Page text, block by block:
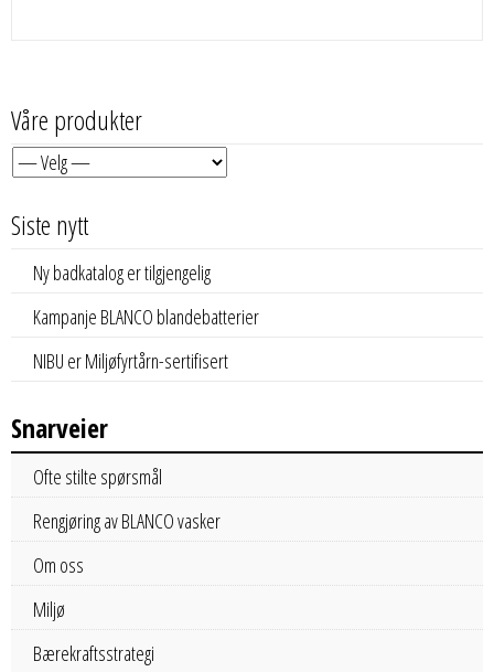
Våre produkter
Siste nytt
Ny badkatalog er tilgjengelig
Kampanje BLANCO blandebatterier
NIBU er Miljøfyrtårn-sertifisert
Snarveier
Ofte stilte spørsmål
Rengjøring av BLANCO vasker
Om oss
Miljø
Bærekraftsstrategi